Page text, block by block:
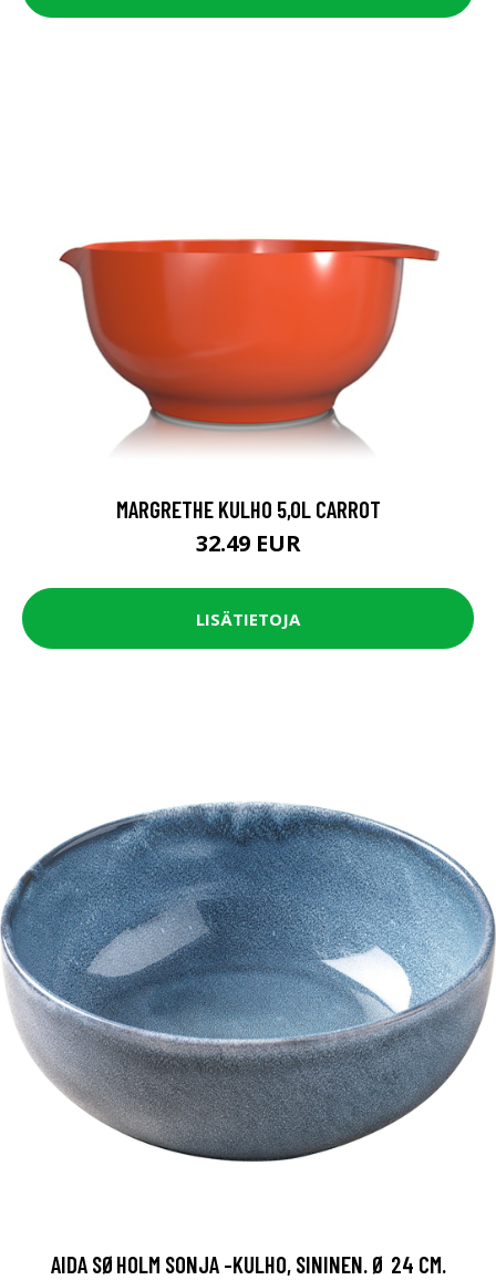
MARGRETHE KULHO 5,0L CARROT
32.49 EUR
LISÄTIETOJA
AIDA SØHOLM SONJA -KULHO, SININEN. Ø 24 CM.